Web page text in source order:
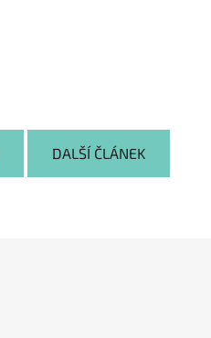
DALŠÍ ČLÁNEK